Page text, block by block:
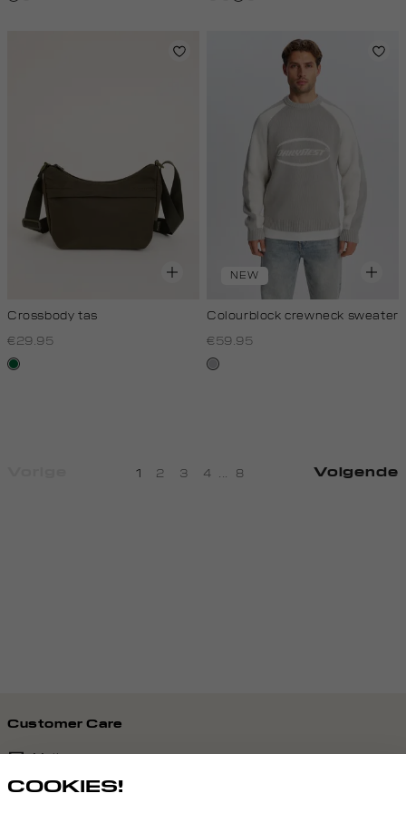
Crossbody tas
€29.95
donkergroen
NEW
Colourblock crewneck sweater
€59.95
lichtgrijs
1 2 3 4 ... 8 Volgende
Customer Care
Mail ons
COOKIES!